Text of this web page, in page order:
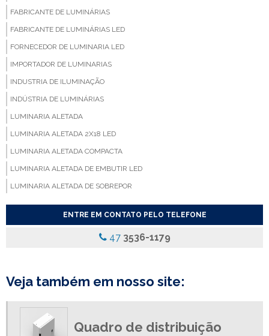
FABRICANTE DE LUMINÁRIAS
FABRICANTE DE LUMINÁRIAS LED
FORNECEDOR DE LUMINARIA LED
IMPORTADOR DE LUMINARIAS
INDUSTRIA DE ILUMINAÇÃO
INDÚSTRIA DE LUMINÁRIAS
LUMINARIA ALETADA
LUMINARIA ALETADA 2X18 LED
LUMINARIA ALETADA COMPACTA
LUMINARIA ALETADA DE EMBUTIR LED
LUMINARIA ALETADA DE SOBREPOR
LUMINARIA ALETADA EMBUTIR
LUMINARIA COM DIFUSOR ACRILICO
LUMINARIA COM REFLETOR
LUMINARIA COM REFLETOR DE ALUMINIO
ENTRE EM CONTATO PELO TELEFONE
47 3536-1179
Veja também em nosso site:
Quadro de distribuição